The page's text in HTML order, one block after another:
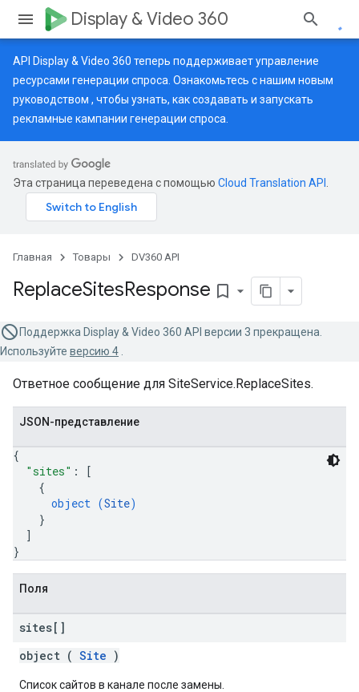
Display & Video 360
API Display & Video 360 теперь поддерживает управление
ресурсами генерации спроса. Ознакомьтесь с нашим новым
руководством , чтобы узнать, как создавать и запускать
рекламные кампании генерации спроса.
Эта страница переведена с помощью Cloud Translation API
Главная Товары DV360 API
ReplaceSitesResponse bookmark_border
Поддержка Display & Video 360 API версии 3 прекращена.
Используйте версию 4
Ответное сообщение для SiteService.ReplaceSites.
JSON-представление
{
"sites" :
[
{
object (Site)
}
]
}
Поля
sites[]
object ( Site )
Список сайтов в канале после замены.